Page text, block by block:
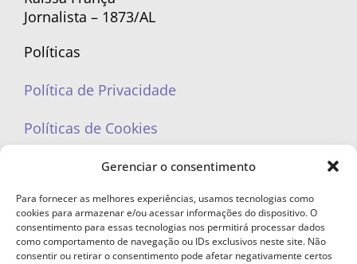
Gerenciar o consentimento
Para fornecer as melhores experiências, usamos tecnologias como
cookies para armazenar e/ou acessar informações do dispositivo. O
consentimento para essas tecnologias nos permitirá processar dados
como comportamento de navegação ou IDs exclusivos neste site. Não
consentir ou retirar o consentimento pode afetar negativamente certos
Jornalista – 1873/AL
Políticas
Política de Privacidade
Políticas de Cookies
portaleufemea@gmail.com